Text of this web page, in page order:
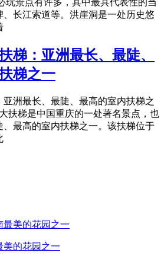
玩景点有许多，其中最具代表性的当
、长江索道等。洪崖洞是一处历史悠
梯：亚洲最长、最陡、
梯之一
洲最长、最陡、最高的室内扶梯之
扶梯是中国重庆的一处著名景点，也
、最高的室内扶梯之一。该扶梯位于
美的花园之一